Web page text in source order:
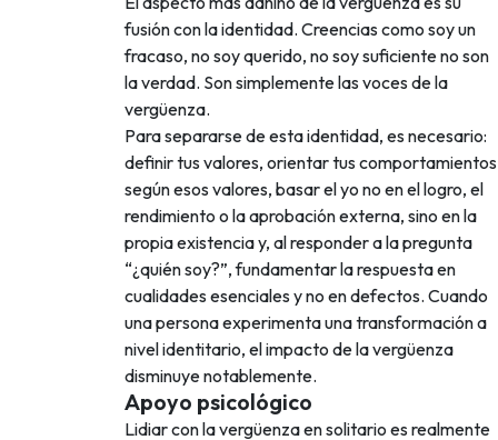
fusión con la identidad. Creencias como soy un
fracaso, no soy querido, no soy suficiente no son
la verdad. Son simplemente las voces de la
vergüenza.
Para separarse de esta identidad, es necesario:
definir tus valores, orientar tus comportamientos
según esos valores, basar el yo no en el logro, el
rendimiento o la aprobación externa, sino en la
propia existencia y, al responder a la pregunta
“¿quién soy?”, fundamentar la respuesta en
cualidades esenciales y no en defectos. Cuando
una persona experimenta una transformación a
nivel identitario, el impacto de la vergüenza
disminuye notablemente.
Apoyo psicológico
Lidiar con la vergüenza en solitario es realmente